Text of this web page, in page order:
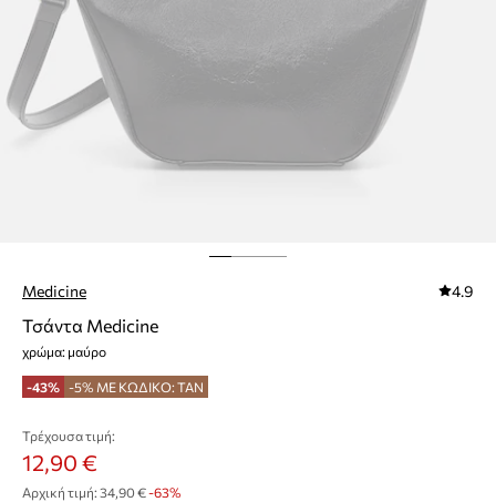
Medicine 4.9
Τσάντα Medicine
χρώμα: μαύρο
-43% -5% ΜΕ ΚΩΔΙΚΟ: TAN
Τρέχουσα τιμή:
12,90 €
Αρχική τιμή: 34,90 €-63%